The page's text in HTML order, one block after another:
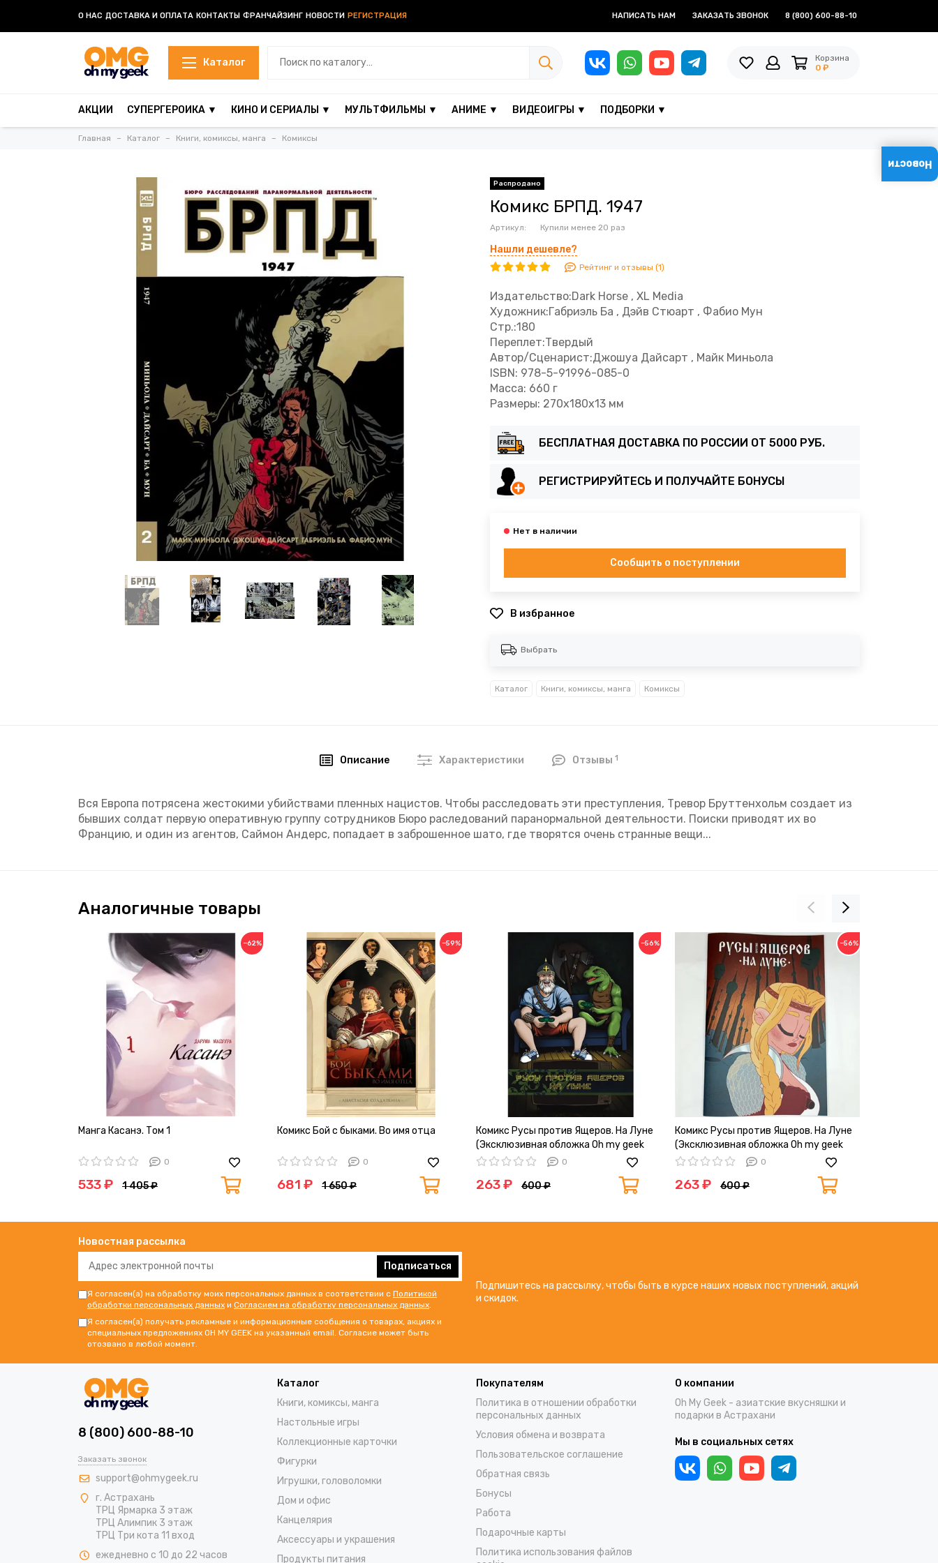
О НАС ДОСТАВКА И ОПЛАТА КОНТАКТЫ ФРАНЧАЙЗИНГ РЕГИСТРАЦИЯ
НОВОСТИ НАПИСАТЬ НАМ ЗАКАЗАТЬ ЗВОНОК 8 (800) 600-88-10
Каталог
Корзина
0 ₽
АКЦИИ СУПЕРГЕРОИКА ▼ КИНО И СЕРИАЛЫ ▼ МУЛЬТФИЛЬМЫ ▼ АНИМЕ ▼ ВИДЕОИГРЫ ▼ ПОДБОРКИ ▼
Главная Каталог Книги, комиксы, манга Комиксы
Комикс БРПД. 1947
Артикул: Купили менее 20 раз
Нашли дешевле?
Рейтинг и отзывы (1)
Издательство:Dark Horse , XL Media
Художник:Габриэль Ба , Дэйв Стюарт , Фабио Мун
Стр.:180
Переплет:Твердый
Автор/Сценарист:Джошуа Дайсарт , Майк Миньола
ISBN: 978-5-91996-085-0
Масса: 660 г
Размеры: 270x180x13 мм
БЕСПЛАТНАЯ ДОСТАВКА ПО РОССИИ ОТ 5000 РУБ.
РЕГИСТРИРУЙТЕСЬ И ПОЛУЧАЙТЕ БОНУСЫ
Сообщить о поступлении
В избранное
Выбрать
Каталог Книги, комиксы, манга Комиксы
Описание Характеристики Отзывы 1
Вся Европа потрясена жестокими убийствами пленных нацистов. Чтобы расследовать эти преступления, Тревор Бруттенхольм создает из
бывших солдат первую оперативную группу сотрудников Бюро раследований паранормальной деятельности. Поиски приводят их во
Францию, и один из агентов, Саймон Андерс, попадает в заброшенное шато, где творятся очень странные вещи...
Аналогичные товары
−62%
Манга Касанэ. Том 1
0
533 ₽ 1 405 ₽
−59%
Комикс Бой с быками. Во имя отца
0
681 ₽ 1 650 ₽
−56%
Комикс Русы против Ящеров. На Луне
(Эксклюзивная обложка Oh my geek
№1)
0
263 ₽ 600 ₽
−56%
Комикс Русы против Ящеров. На Луне
(Эксклюзивная обложка Oh my geek
№2)
0
263 ₽ 600 ₽
Новостная рассылка
Подписаться
Я согласен(а) на обработку моих персональных данных в соответствии с Политикой
обработки персональных данных и Согласием на обработку персональных данных.
Я согласен(а) получать рекламные и информационные сообщения о товарах, акциях и
специальных предложениях OH MY GEEK на указанный email. Согласие может быть
отозвано в любой момент.
Подпишитесь на рассылку, чтобы быть в курсе наших новых поступлений, акций
и скидок.
8 (800) 600-88-10
Заказать звонок
support@ohmygeek.ru
г. Астрахань
ТРЦ Ярмарка 3 этаж
ТРЦ Алимпик 3 этаж
ТРЦ Три кота 11 вход
ежедневно с 10 до 22 часов
Каталог
Книги, комиксы, манга
Настольные игры
Коллекционные карточки
Фигурки
Игрушки, головоломки
Дом и офис
Канцелярия
Аксессуары и украшения
Продукты питания
Покупателям
Политика в отношении обработки
персональных данных
Условия обмена и возврата
Пользовательское соглашение
Обратная связь
Бонусы
Работа
Подарочные карты
Политика использования файлов
О компании
Oh My Geek - азиатские вкусняшки и
подарки в Астрахани
Мы в социальных сетях
Новости